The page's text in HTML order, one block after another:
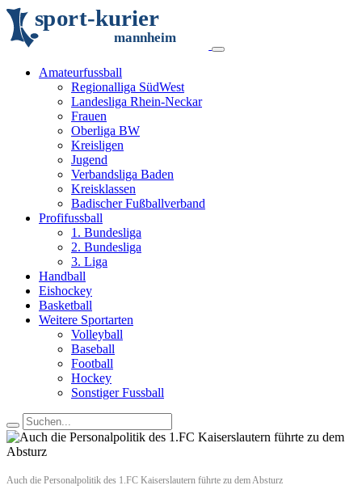
sport-kurier
mannheim
Amateurfussball
Regionalliga SüdWest
Landesliga Rhein-Neckar
Frauen
Oberliga BW
Kreisligen
Jugend
Verbandsliga Baden
Kreisklassen
Badischer Fußballverband
Profifussball
1. Bundesliga
2. Bundesliga
3. Liga
Handball
Eishockey
Basketball
Weitere Sportarten
Volleyball
Baseball
Football
Hockey
Sonstiger Fussball
Auch die Personalpolitik des 1.FC Kaiserslautern führte zu dem Absturz